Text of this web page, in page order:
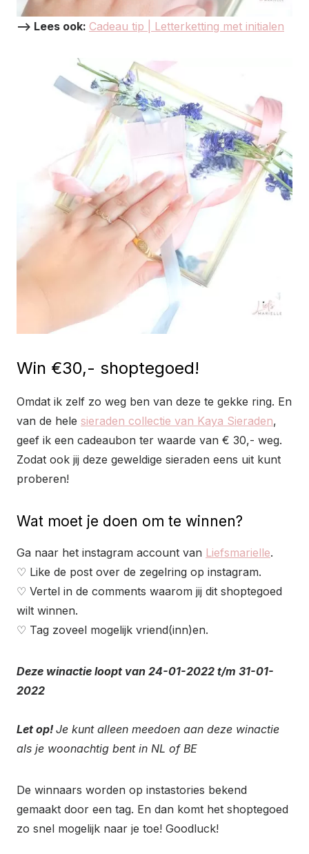
–> Lees ook: Cadeau tip | Letterketting met initialen
Win €30,- shoptegoed!
Omdat ik zelf zo weg ben van deze te gekke ring. En
van de hele sieraden collectie van Kaya Sieraden,
geef ik een cadeaubon ter waarde van € 30,- weg.
Zodat ook jij deze geweldige sieraden eens uit kunt
proberen!
Wat moet je doen om te winnen?
Ga naar het instagram account van Liefsmarielle.
♡ Like de post over de zegelring op instagram.
♡ Vertel in de comments waarom jij dit shoptegoed
wilt winnen.
♡ Tag zoveel mogelijk vriend(inn)en.
Deze winactie loopt van 24-01-2022 t/m 31-01-
2022
Let op! Je kunt alleen meedoen aan deze winactie
als je woonachtig bent in NL of BE
De winnaars worden op instastories bekend
gemaakt door een tag. En dan komt het shoptegoed
zo snel mogelijk naar je toe! Goodluck!⁠⁠